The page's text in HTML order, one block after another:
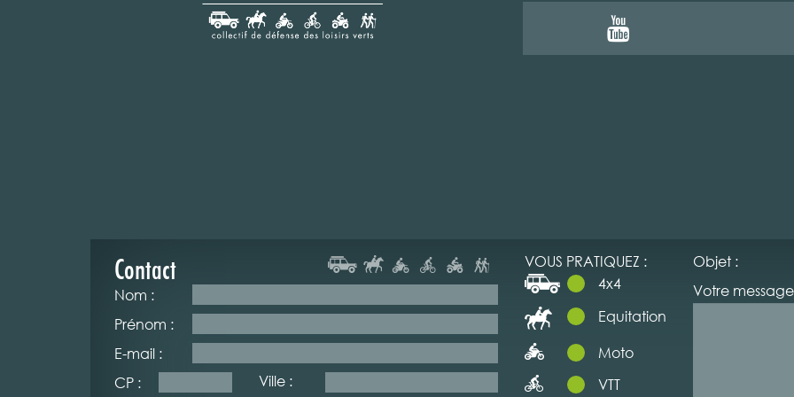
Contact
Nom :
Prénom :
E-mail :
CP :
Ville :
VOUS PRATIQUEZ :
4x4
Equitation
Moto
VTT
Objet :
Votre